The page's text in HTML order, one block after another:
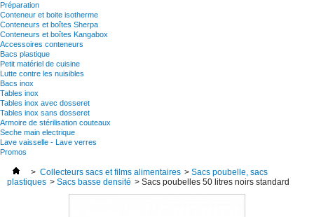
Préparation
Conteneur et boite isotherme
Conteneurs et boîtes Sherpa
Conteneurs et boîtes Kangabox
Accessoires conteneurs
Bacs plastique
Petit matériel de cuisine
Lutte contre les nuisibles
Bacs inox
Tables inox
Tables inox avec dosseret
Tables inox sans dosseret
Armoire de stérilisation couteaux
Seche main electrique
Lave vaisselle - Lave verres
Promos
> Collecteurs sacs et films alimentaires > Sacs poubelle, sacs
plastiques > Sacs basse densité > Sacs poubelles 50 litres noirs standard